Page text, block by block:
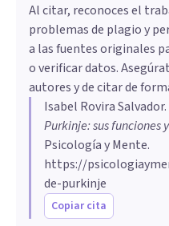
Al citar, reconoces el
problemas de plagio y
a las fuentes originales
o verificar datos.
autores y de citar de
Isabel Rovira Salvador.
Purkinje: sus funciones
Psicología y Mente.
https://
de-purkinje
Copiar cita